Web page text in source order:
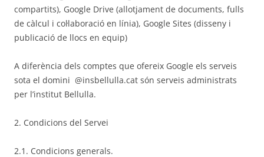
compartits), Google Drive (allotjament de documents, fulls
de càlcul i col·laboració en línia), Google Sites (disseny i
publicació de llocs en equip)
A diferència dels comptes que ofereix Google els serveis
sota el domini ​ @insbellulla.cat són serveis administrats
per l’institut Bellulla.
2. Condicions del Servei
2.1. Condicions generals.